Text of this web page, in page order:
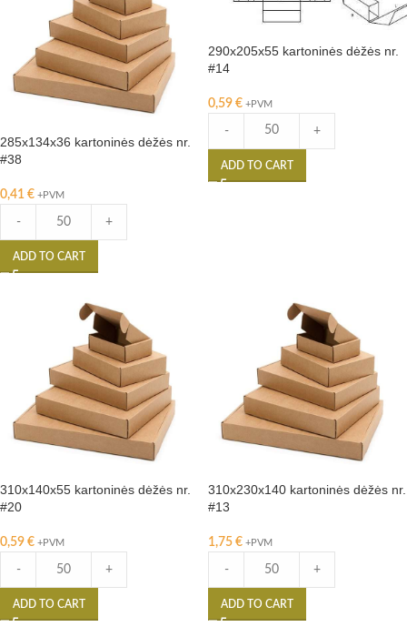
285x134x36 kartoninės dėžės nr.
#38
0,41 € +PVM
- +
ADD TO CART
290x205x55 kartoninės dėžės nr.
#14
0,59 € +PVM
- +
ADD TO CART
310x140x55 kartoninės dėžės nr.
#20
0,59 € +PVM
- +
ADD TO CART
310x230x140 kartoninės dėžės nr.
#13
1,75 € +PVM
- +
ADD TO CART